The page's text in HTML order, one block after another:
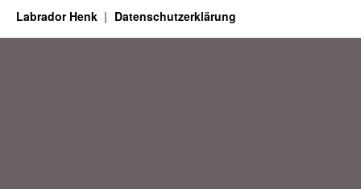
Labrador Henk Datenschutzerklärung